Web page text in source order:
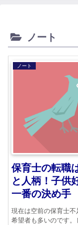
ノート
ノート
保育士の転職
と人柄！子供
一番の決め手
現在は空前の保育士不
希望者も多いのです。